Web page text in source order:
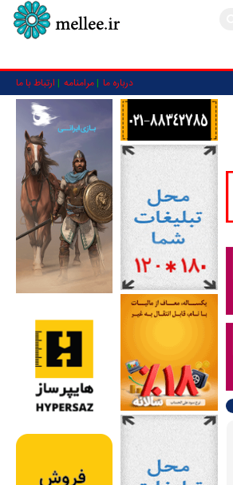
درباره ما مرامنامه ارتباط با ما